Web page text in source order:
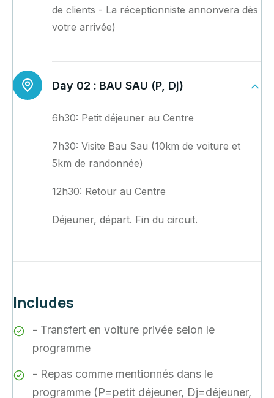
de clients - La réceptionniste annonvera dès
votre arrivée)
Day 02 : BAU SAU (P, Dj)
6h30: Petit déjeuner au Centre
7h30: Visite Bau Sau (10km de voiture et
5km de randonnée)
12h30: Retour au Centre
Déjeuner, départ. Fin du circuit.
Includes
- Transfert en voiture privée selon le
programme
- Repas comme mentionnés dans le
programme (P=petit déjeuner, Dj=déjeuner,